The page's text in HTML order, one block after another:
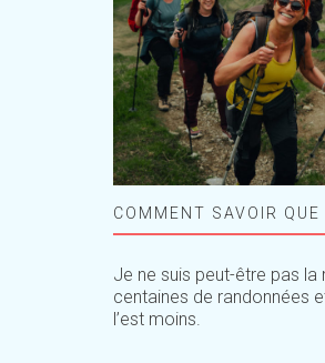
COMMENT SAVOIR
Je ne suis peut-être pas
centaines de randonnées
l’est moins.